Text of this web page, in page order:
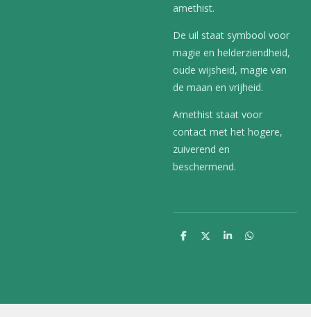
amethist.
De uil staat symbool voor
magie en helderziendheid,
oude wijsheid, magie van
de maan en vrijheid.
Amethist staat voor
contact met het hogere,
zuiverend en
beschermend.
D
D
S
D